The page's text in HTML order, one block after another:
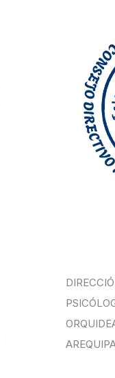
DIRECCIÓN DEL COLEGIO DE